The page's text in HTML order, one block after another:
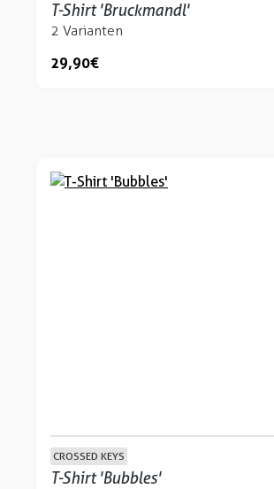
T-Shirt 'Bruckmandl'
2 Varianten
29,90 €
CROSSED KEYS
T-Shirt 'Bubbles'